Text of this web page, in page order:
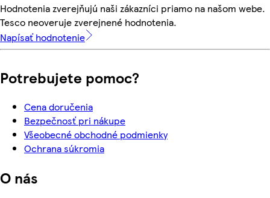
Hodnotenia zverejňujú naši zákazníci priamo na našom webe.
Tesco neoveruje zverejnené hodnotenia.
Napísať hodnotenie
Potrebujete pomoc?
Cena doručenia
Bezpečnosť pri nákupe
Všeobecné obchodné podmienky
Ochrana súkromia
O nás